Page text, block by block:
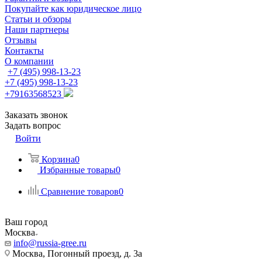
Покупайте как юридическое лицо
Статьи и обзоры
Наши партнеры
Отзывы
Контакты
О компании
+7 (495) 998-13-23
+7 (495) 998-13-23
+79163568523
Заказать звонок
Задать вопрос
Войти
Корзина0
Избранные товары0
Сравнение товаров0
Ваш город
Москва
info@russia-gree.ru
Москва, Погонный проезд, д. 3а